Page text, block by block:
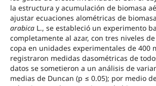
la estructura y acumulación de biomasa
ajustar ecuaciones alométricas de
arabicaL., se estableció un experimento
completamente al azar, con tres niveles
copa en unidades experimentales de 400
registraron medidas dasométricas de
datos se sometieron a un análisis de
medias de Duncan (p ≤ 0.05); por medio